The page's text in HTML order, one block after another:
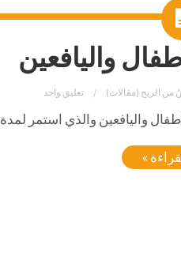
واليافعين
من الريح (مقالات) تعليق واحد
والذي استمر لمدة 5 أيام.
»